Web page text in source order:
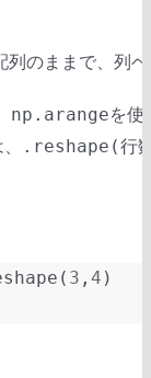
のままで、列
np.arangeを使
.reshape(行
( 3 , 4 )